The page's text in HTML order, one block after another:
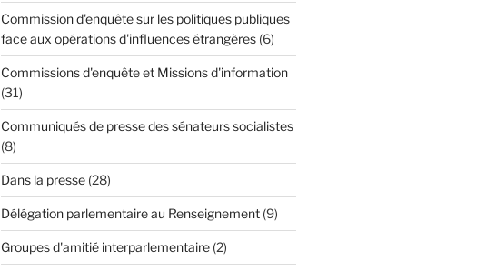
Commission d'enquête sur les politiques publiques
face aux opérations d'influences étrangères(6)
Commissions d'enquête et Missions d'information
(31)
Communiqués de presse des sénateurs socialistes
(8)
Dans la presse(28)
Délégation parlementaire au Renseignement(9)
Groupes d'amitié interparlementaire(2)